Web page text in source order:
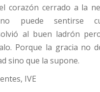
corazón cerrado a la
puede sentirse
al buen ladrón
Porque la gracia no
sino que la supone.
IVE